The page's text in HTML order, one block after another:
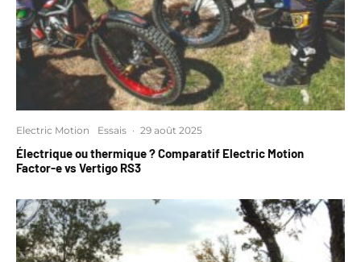
Electric Motion Essais · 29 août 2025
Électrique ou thermique ? Comparatif Electric Motion
Factor-e vs Vertigo RS3